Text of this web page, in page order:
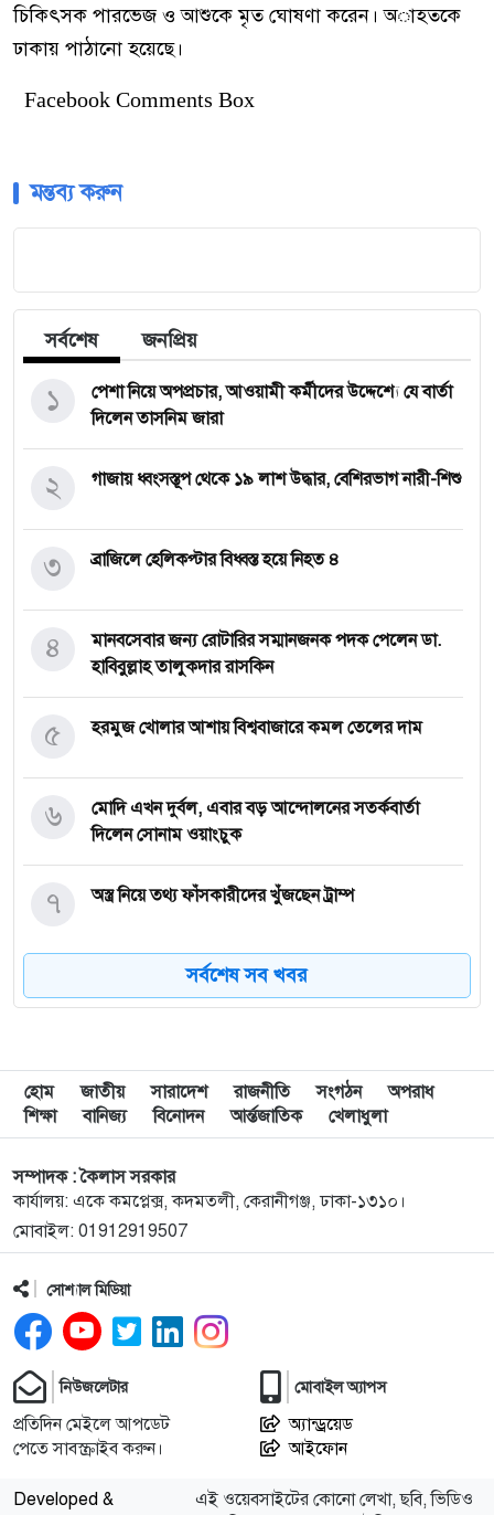
চিকিৎসক পারভেজ ও আশুকে মৃত ঘোষণা করেন। অাহতকে
ঢাকায় পাঠানো হয়েছে।
Facebook Comments Box
মন্তব্য করুন
সর্বশেষ জনপ্রিয়
পেশা নিয়ে অপপ্রচার, আওয়ামী কর্মীদের উদ্দেশ্যে যে বার্তা
দিলেন তাসনিম জারা
১
গাজায় ধ্বংসস্তূপ থেকে ১৯ লাশ উদ্ধার, বেশিরভাগ নারী-শিশু
২
ব্রাজিলে হেলিকপ্টার বিধ্বস্ত হয়ে নিহত ৪
৩
মানবসেবার জন্য রোটারির সম্মানজনক পদক পেলেন ডা.
হাবিবুল্লাহ তালুকদার রাসকিন
৪
হরমুজ খোলার আশায় বিশ্ববাজারে কমল তেলের দাম
৫
মোদি এখন দুর্বল, এবার বড় আন্দোলনের সতর্কবার্তা
দিলেন সোনাম ওয়াংচুক
৬
অস্ত্র নিয়ে তথ্য ফাঁসকারীদের খুঁজছেন ট্রাম্প
৭
দেশে স্বর্ণের দামে বড় লাফ
নিহত ৮
৯
রাষ্ট্রপতি নির্বাচন ইসির সাংবিধানিক এখতিয়ার: সালাহউদ্দিন
আহমদ
‘জুলাইয়ের লেন্স’ প্রদর্শনীতে ফুটে উঠেছে গণঅভ্যুত্থানের
ভয়াবহতা
১১
জনগণ আপনাকে স্বাগত জানাতে প্রস্তুত, কীভাবে আসবেন
আসেন: শেখ হাসিনাকে পরওয়ার
১২
দুপুরের মধ্যে যেসব জেলায় ৬০ কিমি বেগে ঝড়ের শঙ্কা
১৩
ইরানে হামলার পরিকল্পনা বাতিল করলেন ট্রাম্প
১৪
সর্বশেষ সব খবর
হোম জাতীয় সারাদেশ রাজনীতি সংগঠন
অপরাধ
শিক্ষা
বানিজ্য বিনোদন আর্ন্তজাতিক খেলাধুলা
সম্পাদক : কৈলাস সরকার
কার্যালয়: একে কমপ্লেক্স, কদমতলী, কেরানীগঞ্জ, ঢাকা-১৩১০।
মোবাইল: 01912919507
সোশ্যাল মিডিয়া
নিউজলেটার
প্রতিদিন মেইলে আপডেট
পেতে সাবস্ক্রাইব করুন।
মোবাইল অ্যাপস
অ্যান্ড্রয়েড
আইফোন
Developed &
এই ওয়েবসাইটের কোনো লেখা, ছবি, ভিডিও